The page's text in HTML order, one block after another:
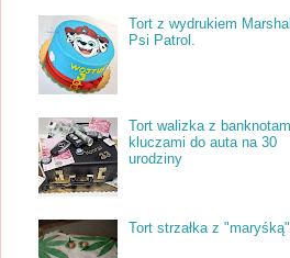
Tort z wydrukiem
Psi Patrol.
Tort walizka z
kluczami do auta na 30
urodziny
Tort strzałka z